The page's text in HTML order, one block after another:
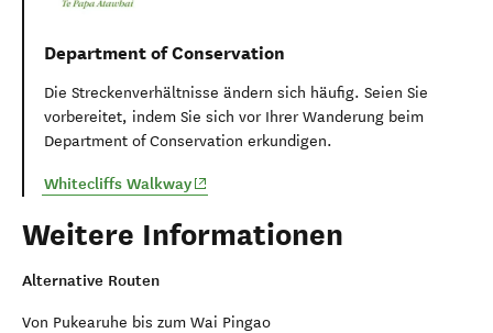
Department of Conservation
Die Streckenverhältnisse ändern sich häufig. Seien Sie
vorbereitet, indem Sie sich vor Ihrer Wanderung beim
Department of Conservation erkundigen.
Whitecliffs Walkway(opens in new window)
Weitere Informationen
Alternative Routen
Von Pukearuhe bis zum Wai Pingao